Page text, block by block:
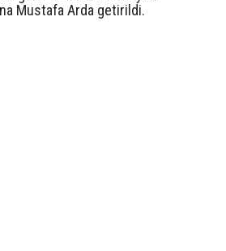
Mustafa Arda getirildi.